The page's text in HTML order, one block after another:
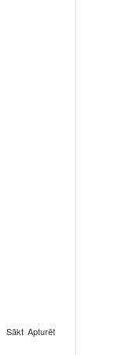
Sākt Apturēt